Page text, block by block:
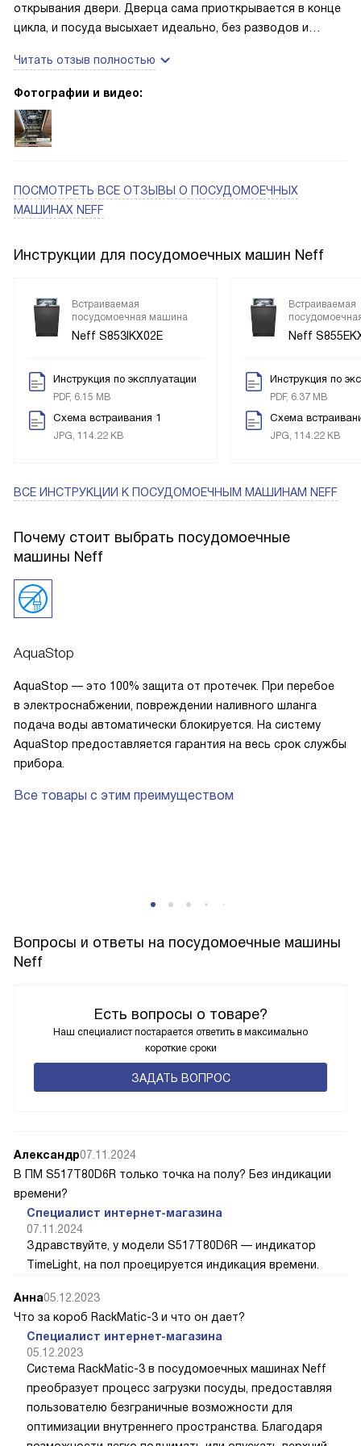
Для стеклянной посуды предусмотрен режим Extra Shine
— бокалы остаются прозрачными. Также радует наличие
окончании цикла и возможность отложенного старта до
24 часов. Металлическая пластина для защиты
минимальный, бак из нержавеющей стали не темнеет.
Экономия по воде и электричеству заметна по счетам.
открывания двери. Дверца сама приоткрывается в конце
цикла, и посуда высыхает идеально, без разводов и
особенно когда приходят гости, можно обновить чистую
посуду. Короба для посуды удобные. В них легко
отдельная корзина для приборов внизу освобождает
много места сверху.
Читать отзыв полностью
Фотографии и видео:
ПОСМОТРЕТЬ ВСЕ ОТЗЫВЫ О ПОСУДОМОЕЧНЫХ
МАШИНАХ NEFF
Инструкции для посудомоечных машин Neff
Встраиваемая
посудомоечная машина
Neff S853IKX02E
Инструкция по эксплуатации
PDF, 6.15 MB
Схема встраивания 1
JPG, 114.22 KB
Встраиваемая
Neff
Инструкция по
PDF, 6.37 MB
Схема
JPG, 114.22 KB
ВСЕ ИНСТРУКЦИИ К ПОСУДОМОЕЧНЫМ МАШИНАМ NEFF
Почему стоит выбрать посудомоечные
машины Neff
AquaStop
AquaStop — это 100% защита от протечек. При перебое
в электроснабжении, повреждении наливного шланга
подача воды автоматически блокируется. На систему
AquaStop предоставляется гарантия на весь срок службы
прибора.
Все товары с этим преимуществом
Вопросы и ответы на посудомоечные машины
Neff
Есть вопросы о товаре?
Наш специалист постарается ответить в максимально
короткие сроки
ЗАДАТЬ ВОПРОС
Александр07.11.2024
В ПМ S517T80D6R только точка на полу? Без индикации
времени?
Специалист интернет-магазина
07.11.2024
Здравствуйте, у модели S517T80D6R — индикатор
TimeLight, на пол проецируется индикация времени.
Анна05.12.2023
Что за короб RackMatic-3 и что он дает?
Специалист интернет-магазина
05.12.2023
Система RackMatic-3 в посудомоечных машинах Neff
преобразует процесс загрузки посуды, предоставляя
пользователю безграничные возможности для
оптимизации внутреннего пространства. Благодаря